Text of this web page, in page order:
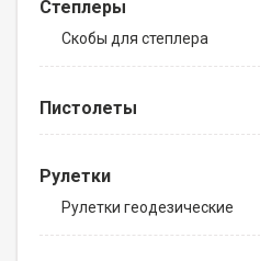
Степлеры
Скобы для степлера
Пистолеты
Рулетки
Рулетки геодезические